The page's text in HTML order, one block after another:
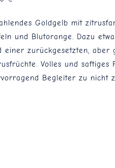
Goldgelb mit
und Blutorange. Dazu
einer zurückgesetzten, aber
Volles und saftiges
Begleiter zu nicht